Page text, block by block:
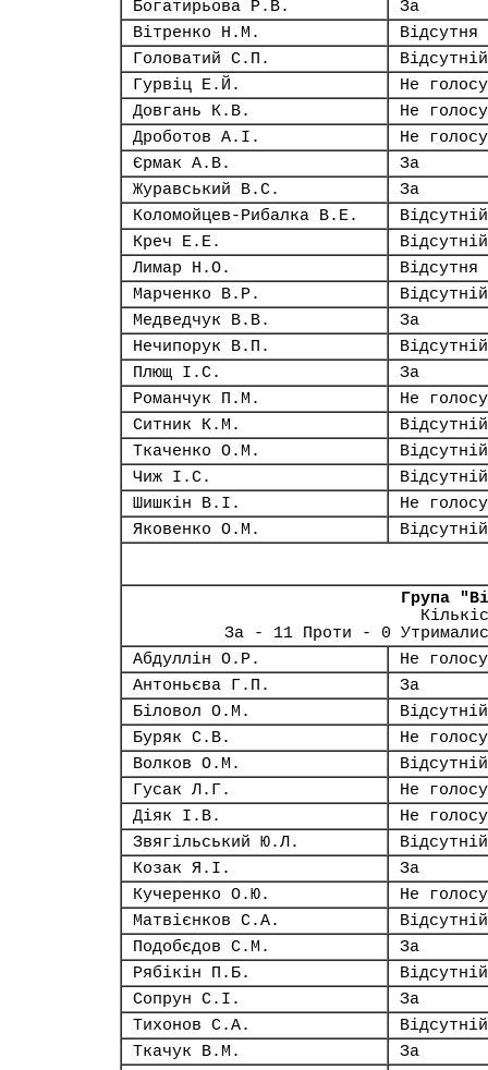
Богатирьова Р.В.
За
Вітренко Н.М.
Відсутня
Головатий С.П.
Відсутній
Гурвіц Е.Й.
Не
Довгань К.В.
Не
Дроботов А.І.
Не
Єрмак А.В.
За
Журавський В.С.
За
Коломойцев-Рибалка В.Е.
Відсутній
Креч Е.Е.
Відсутній
Лимар Н.О.
Відсутня
Марченко В.Р.
Відсутній
Медведчук В.В.
За
Нечипорук В.П.
Відсутній
Плющ І.С.
За
Романчук П.М.
Не
Ситник К.М.
Відсутній
Ткаченко О.М.
Відсутній
Чиж І.С.
Відсутній
Шишкін В.І.
Не
Яковенко О.М.
Відсутній
Група
За - 11 Проти - 0
Абдуллін О.Р.
Не
Антоньєва Г.П.
За
Біловол О.М.
Відсутній
Буряк С.В.
Не
Волков О.М.
Відсутній
Гусак Л.Г.
Не
Діяк І.В.
Не
Звягільський Ю.Л.
Відсутній
Козак Я.І.
За
Кучеренко О.Ю.
Не
Матвієнков С.А.
Відсутній
Подобєдов С.М.
За
Рябікін П.Б.
Відсутній
Сопрун С.І.
За
Тихонов С.А.
Відсутній
Ткачук В.М.
За